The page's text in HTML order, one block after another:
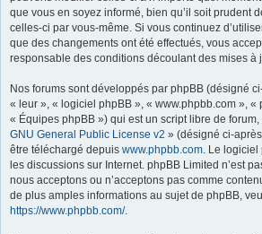
que vous en soyez informé, bien qu’il soit prudent
celles-ci par vous-même. Si vous continuez
que des changements ont été effectués, vous
responsable des conditions découlant des mises à
Nos forums sont développés par phpBB (désigné
« leur », « logiciel phpBB », « www.phpbb.com », «
« Équipes phpBB ») qui est un script libre de
GNU General Public License v2 » (désigné ci-
être téléchargé depuis www.phpbb.com. Le logiciel
les discussions sur Internet. phpBB Limited n’est
nous acceptons ou n’acceptons pas comme
de plus amples informations au sujet de phpBB,
https://www.phpbb.com/.